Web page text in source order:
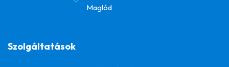
Maglód
Szolgáltatások